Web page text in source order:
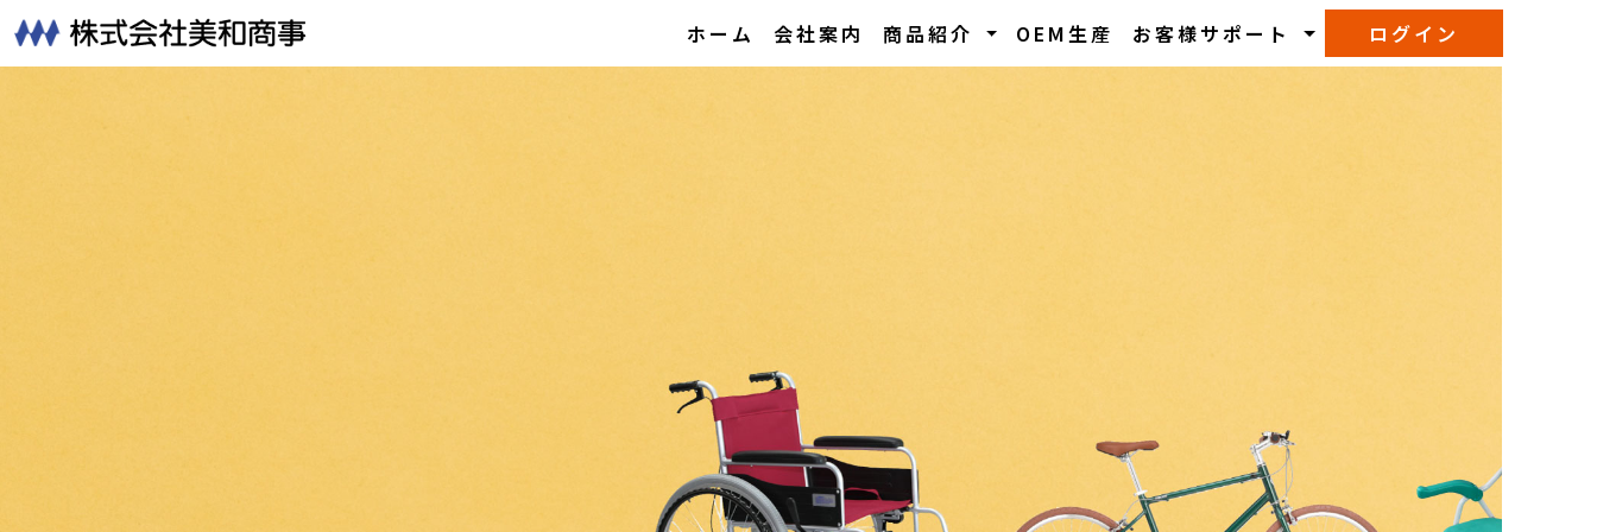
ホーム 会社案内 商品紹介 OEM生産 お客様サポート ログイン